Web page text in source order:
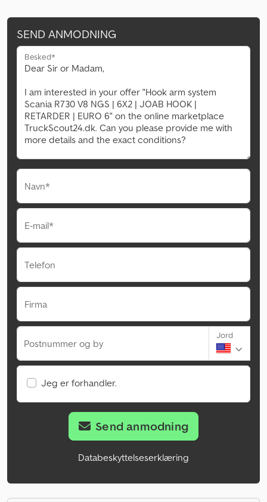
SEND ANMODNING
Besked*
Navn*
E-mail*
Telefon
Firma
Postnummer og by
Jord
Jeg er forhandler.
Send anmodning
Databeskyttelseserklæring